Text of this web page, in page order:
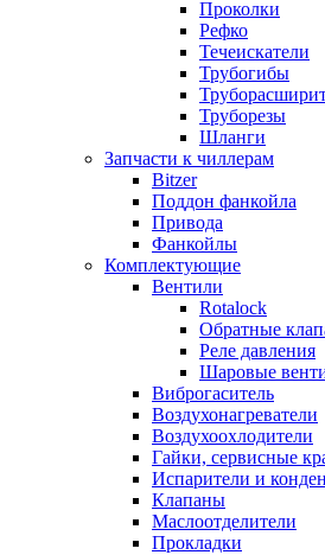
Проколки
Рефко
Течеискатели
Трубогибы
Труборезы
Шланги
Запчасти к чиллерам
Bitzer
Поддон фанкойла
Привода
Фанкойлы
Комплектующие
Вентили
Rotalock
Обратные
Реле давления
Шаровые
Виброгаситель
Воздухонагреватели
Воздухоохлодители
Гайки, сервисные
Испарители и
Клапаны
Маслоотделители
Прокладки